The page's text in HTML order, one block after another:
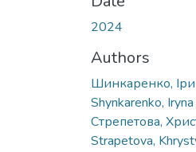
2024
Authors
Шинкаренко,
Shynkarenko, Iryna
Стрепетова,
Strapetova,